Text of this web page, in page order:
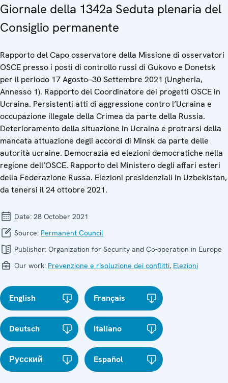
Giornale della 1342a Seduta plenaria del
Consiglio permanente
Rapporto del Capo osservatore della Missione di osservatori
OSCE presso i posti di controllo russi di Gukovo e Donetsk
per il periodo 17 Agosto–30 Settembre 2021 (Ungheria,
Annesso 1). Rapporto del Coordinatore dei progetti OSCE in
Ucraina. Persistenti atti di aggressione contro l’Ucraina e
occupazione illegale della Crimea da parte della Russia.
Deterioramento della situazione in Ucraina e protrarsi della
mancata attuazione degli accordi di Minsk da parte delle
autorità ucraine. Democrazia ed elezioni democratiche nella
regione dell’OSCE. Rapporto del Ministero degli affari esteri
della Federazione Russa. Elezioni presidenziali in Uzbekistan,
da tenersi il 24 ottobre 2021.
Date: 28 October 2021
Source: Permanent Council
Publisher: Organization for Security and Co-operation in Europe
Our work: Prevenzione e risoluzione dei conflitti, Elezioni
English Français
Deutsch Italiano
Русский Español